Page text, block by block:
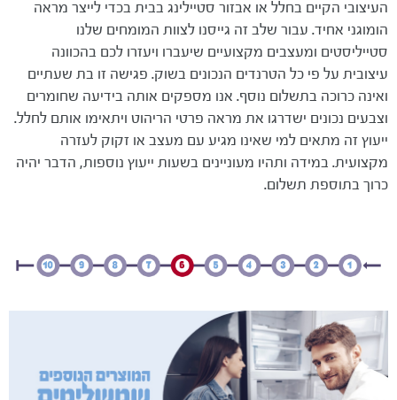
העיצובי הקיים בחלל או אבזור סטיילינג בבית בכדי לייצר מראה
הומוגני אחיד. עבור שלב זה גייסנו לצוות המומחים שלנו
סטייליסטים ומעצבים מקצועיים שיעברו ויעזרו לכם בהכוונה
עיצובית על פי כל הטרנדים הנכונים בשוק. פגישה זו בת שעתיים
ואינה כרוכה בתשלום נוסף. אנו מספקים אותה בידיעה שחומרים
וצבעים נכונים ישדרגו את מראה פרטי הריהוט ויתאימו אותם לחלל.
ייעוץ זה מתאים למי שאינו מגיע עם מעצב או זקוק לעזרה
מקצועית. במידה ותהיו מעוניינים בשעות ייעוץ נוספות, הדבר יהיה
כרוך בתוספת תשלום.